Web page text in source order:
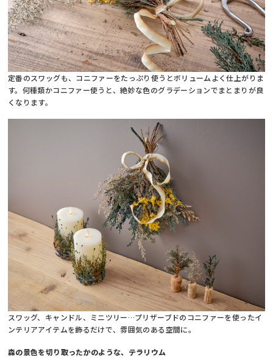
定番のスワッグも、コニファーをたっぷり使うとボリュームよく仕上がりま
す。何種類かコニファー使うと、絶妙な色のグラデーションでまとまりが良
くなります。
スワッグ、キャンドル、ミニツリー…プリザーブドのコニファーを使ったイ
ンテリアアイテムを飾るだけで、雰囲気のある空間に。
森の景色を切り取ったかのような、テラリウム